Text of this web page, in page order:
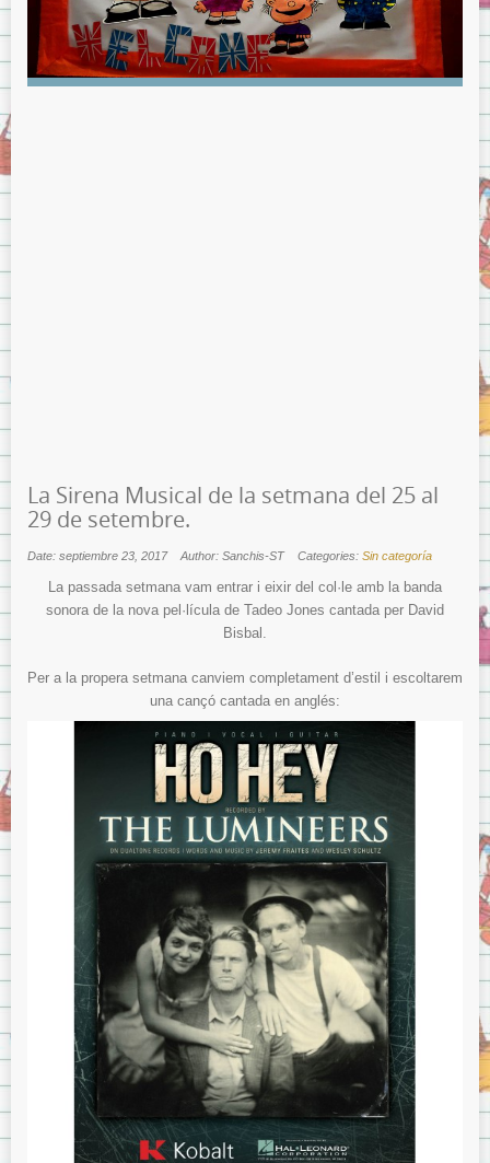
La Sirena Musical de la setmana del 25 al
29 de setembre.
Date: septiembre 23, 2017 Author: Sanchis-ST Categories: Sin categoría
La passada setmana vam entrar i eixir del col·le amb la banda
sonora de la nova pel·lícula de Tadeo Jones cantada per David
Bisbal.
Per a la propera setmana canviem completament d’estil i escoltarem
una cançó cantada en anglés: